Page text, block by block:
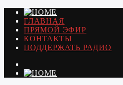
ГЛАВНАЯ
ПРЯМОЙ ЭФИР
КОНТАКТЫ
ПОДДЕРЖАТЬ РАДИО